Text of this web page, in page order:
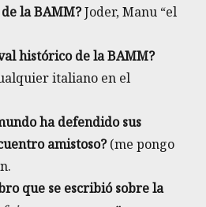
la BAMM?Joder, Manu “el
histórico de la BAMM?
italiano en el
ha defendido sus
amistoso?(me pongo
que se escribió sobre la